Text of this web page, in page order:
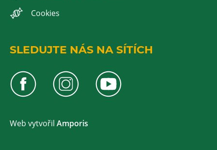
Cookies
SLEDUJTE NÁS NA SÍTÍCH
Web vytvořil Amporis